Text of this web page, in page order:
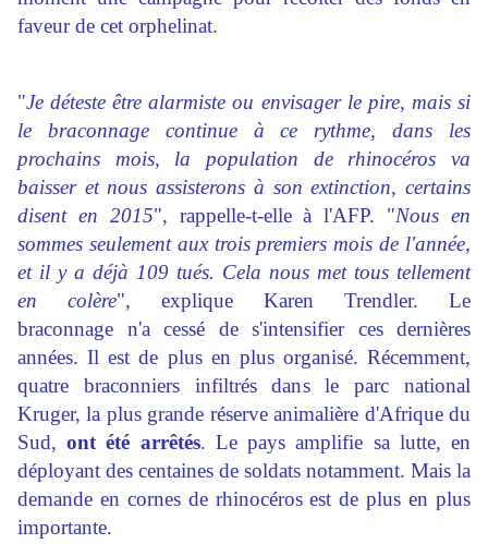
faveur de cet orphelinat.
"Je déteste être alarmiste ou envisager le pire, mais si
le braconnage continue à ce rythme, dans les
prochains mois, la population de rhinocéros va
baisser et nous assisterons à son extinction, certains
disent en 2015", rappelle-t-elle à l'AFP. "Nous en
sommes seulement aux trois premiers mois de l'année,
et il y a déjà 109 tués. Cela nous met tous tellement
en colère", explique Karen Trendler. Le
braconnage n'a cessé de s'intensifier ces dernières
années. Il est de plus en plus organisé. Récemment,
quatre braconniers infiltrés dans le parc national
Kruger, la plus grande réserve animalière d'Afrique du
Sud,ont été arrêtés. Le pays amplifie sa lutte, en
déployant des centaines de soldats notamment. Mais la
demande en cornes de rhinocéros est de plus en plus
importante.